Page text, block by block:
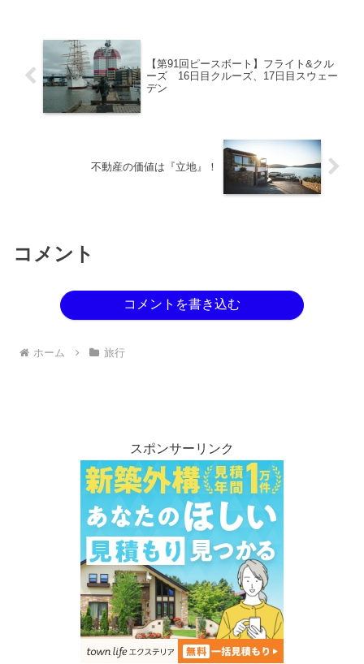
【第91回ピースボート】フライト&クル
ーズ 16日目クルーズ、17日目スウェー
デン
不動産の価値は『立地』！
コメント
コメントを書き込む
ホーム 旅行
スポンサーリンク